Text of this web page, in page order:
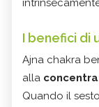
I benefici di
Ajna chakra
alla
Quando il